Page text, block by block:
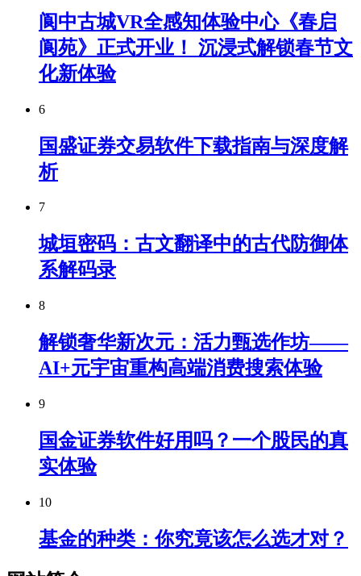
阆中古城VR全感知体验中心《春启
阆苑》正式开业！ 沉浸式解锁春节文
化新体验
6
国盛证券交易软件下载指南与深度解
析
7
城垣密码：古文翻译中的古代防御体
系解码录
8
解锁奢华新次元：活力甄选作坊——
AI+元宇宙重构高端消费搜索体验
9
国金证券软件好用吗？一个股民的真
实体验
10
基金的种类：你究竟该怎么选才对？